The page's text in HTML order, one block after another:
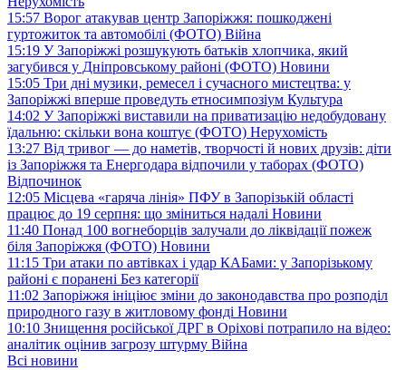
15:57 Ворог атакував центр Запоріжжя: пошкоджені
гуртожиток та автомобілі (ФОТО) Війна
15:19 У Запоріжжі розшукують батьків хлопчика, який
загубився у Дніпровському районі (ФОТО) Новини
15:05 Три дні музики, ремесел і сучасного мистецтва: у
Запоріжжі вперше проведуть етносимпозіум Культура
14:02 У Запоріжжі виставили на приватизацію недобудовану
їдальню: скільки вона коштує (ФОТО) Нерухомість
13:27 Від тривог — до наметів, творчості й нових друзів: діти
із Запоріжжя та Енергодара відпочили у таборах (ФОТО)
Відпочинок
12:05 Місцева «гаряча лінія» ПФУ в Запорізькій області
працює до 19 серпня: що зміниться надалі Новини
11:40 Понад 100 вогнеборців залучали до ліквідації пожеж
біля Запоріжжя (ФОТО) Новини
11:15 Три атаки по автівках і удар КАБами: у Запорізькому
районі є поранені Без категорії
11:02 Запоріжжя ініціює зміни до законодавства про розподіл
природного газу в житловому фонді Новини
10:10 Знищення російської ДРГ в Оріхові потрапило на відео:
аналітик оцінив загрозу штурму Війна
Всі новини